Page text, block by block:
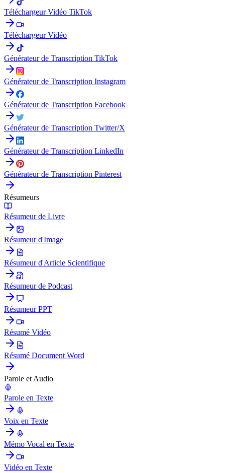
Téléchargeur Vidéo TikTok
Téléchargeur Vidéo
Générateur de Transcription TikTok
Générateur de Transcription Instagram
Générateur de Transcription Facebook
Générateur de Transcription Twitter/X
Générateur de Transcription LinkedIn
Générateur de Transcription Pinterest
Résumeurs
Résumeur de Livre
Résumeur d'Image
Résumeur d'Article Scientifique
Résumeur de Podcast
Résumeur PPT
Résumé Vidéo
Résumé Document Word
Parole et Audio
Parole en Texte
Voix en Texte
Mémo Vocal en Texte
Vidéo en Texte